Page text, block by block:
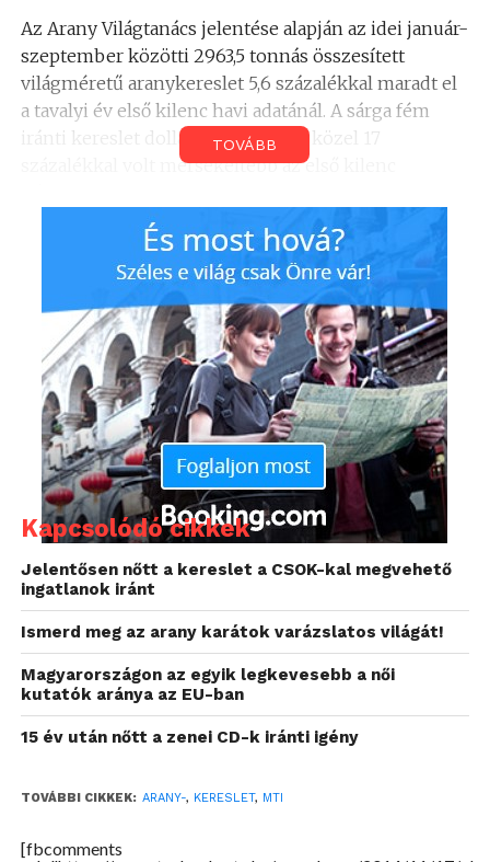
Az Arany Világtanács jelentése alapján az idei január-
szeptember közötti 2963,5 tonnás összesített
világméretű aranykereslet 5,6 százalékkal maradt el
a tavalyi év első kilenc havi adatánál. A sárga fém
iránti kereslet dollárban kifejezve közel 17
százalékkal volt mérsékeltebb az első kilenc
Továbbra is ékszerekből fogyott a legtöbb,
összességében közel 1616 tonna, elsősorban
Kínának és Indiának köszönhetően. Ezeket az
országokat messze lemaradva követik az Egyesült
Államok és a közel-keleti országok, valamint
Olaszország és az Egyesült Királyság, amelyeknek az
aranyékszer-forgalmát az Arany Világtanács
százalékkal kevesebb, 296,5 tonna aranyat használt
TOVÁBB
Kapcsolódó cikkek
Jelentősen nőtt a kereslet a CSOK-kal megvehető
ingatlanok iránt
Ismerd meg az arany karátok varázslatos világát!
Magyarországon az egyik legkevesebb a női
kutatók aránya az EU-ban
15 év után nőtt a zenei CD-k iránti igény
TOVÁBBI CIKKEK: ARANY-, KERESLET, MTI
[fbcomments